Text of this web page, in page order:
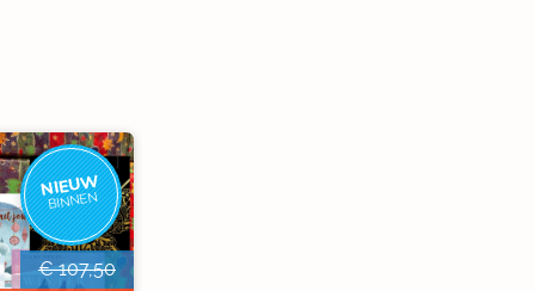
NIEUW
BINNEN
€ 107,50